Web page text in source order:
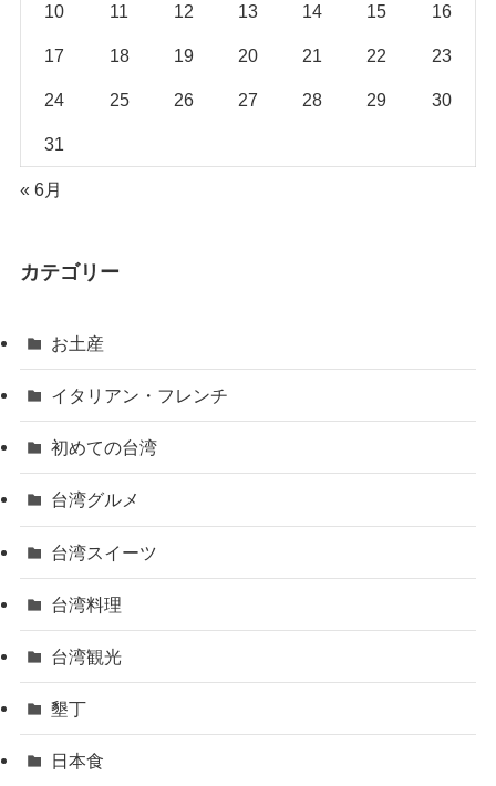
10 11 12 13 14 15 16
17 18 19 20 21 22 23
24 25 26 27 28 29 30
31
« 6月
カテゴリー
お土産
イタリアン・フレンチ
初めての台湾
台湾グルメ
台湾スイーツ
台湾料理
台湾観光
墾丁
日本食